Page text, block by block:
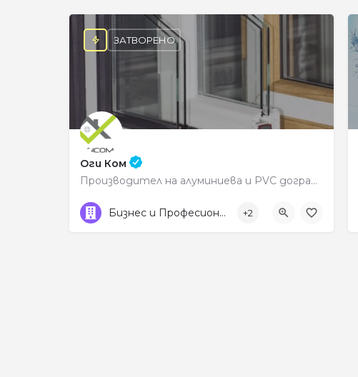
Оги Ком
Производител на алуминиева и PVC дограма
0888302306
ЗАТВОРЕНО
Бизнес и Професионални услуги +2